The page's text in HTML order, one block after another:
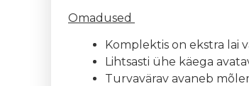
Omadused
Komplektis on ekstra lai
Lihtsasti ühe käega
Turvavärav avaneb